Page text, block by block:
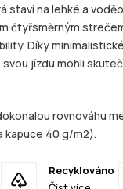
staví na lehké a
čtyřsměrným
Díky
jízdu mohli
rovnováhu
kapuce 40 g/m2).
Recyklováno